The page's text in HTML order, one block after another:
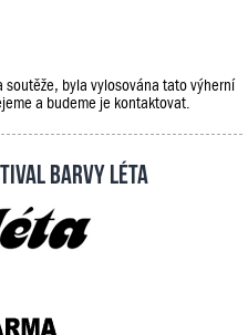
byla vylosována tato výherní
a budeme je kontaktovat.
Barvy léta